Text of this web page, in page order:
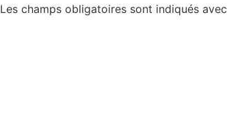
Les champs obligatoires sont indiqués avec